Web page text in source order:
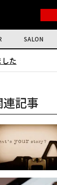
SALON
た
連記事